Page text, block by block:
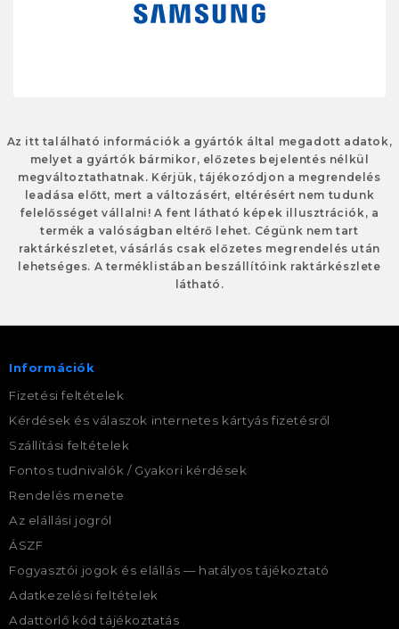
Az itt található információk a gyártók által megadott adatok,
melyet a gyártók bármikor, előzetes bejelentés nélkül
megváltoztathatnak. Kérjük, tájékozódjon a megrendelés
leadása előtt, mert a változásért, eltérésért nem tudunk
felelősséget vállalni! A fent látható képek illusztrációk, a
termék a valóságban eltérő lehet. Cégünk nem tart
raktárkészletet, vásárlás csak előzetes megrendelés után
lehetséges. A terméklistában beszállítóink raktárkészlete
látható.
Információk
Fizetési feltételek
Kérdések és válaszok internetes kártyás fizetésről
Szállítási feltételek
Fontos tudnivalók / Gyakori kérdések
Rendelés menete
Az elállási jogról
ÁSZF
Fogyasztói jogok és elállás — hatályos tájékoztató
Adatkezelési feltételek
Adattörlő kód tájékoztatás